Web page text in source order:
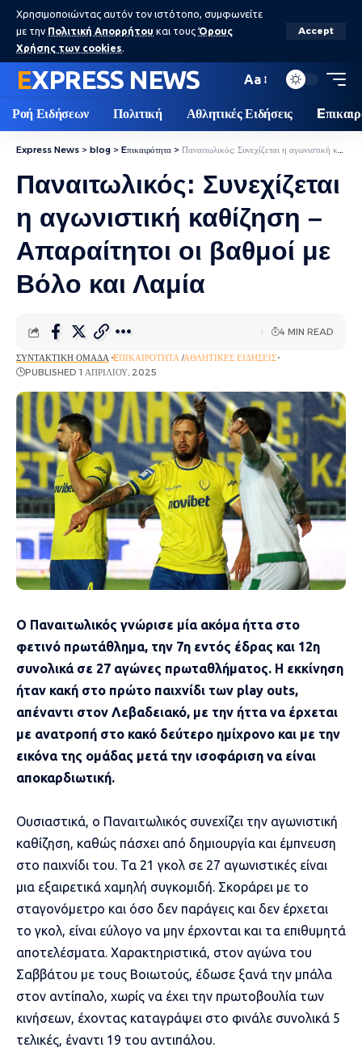
Χρησιμοποιώντας αυτόν τον ιστότοπο, συμφωνείτε
με την Πολιτική Απορρήτου και τους Όρους
Χρήσης των cookies.
Accept
EXPRESS NEWS Aa
Ροή Ειδήσεων Πολιτική Αθλητικές Ειδήσεις
Express News > blog > Eπικαιρότητα > Παναιτωλικός: Συνεχίζεται η αγωνιστική καθίζηση – Απαραίτητοι οι βαθμοί με Βόλο και Λαμία
Παναιτωλικός: Συνεχίζεται
η αγωνιστική καθίζηση –
Απαραίτητοι οι βαθμοί με
Βόλο και Λαμία
ΣΥΝΤΑΚΤΙΚΉ ΟΜΆΔΑ EΠΙΚΑΙΡΌΤΗΤΑ ΑΘΛΗΤΙΚΈΣ ΕΙΔΉΣΕΙΣ
PUBLISHED 1 ΑΠΡΙΛΊΟΥ, 2025
4 MIN READ
Ο Παναιτωλικός γνώρισε μία ακόμα ήττα στο
φετινό πρωτάθλημα, την 7η εντός έδρας και 12η
συνολικά σε 27 αγώνες πρωταθλήματος. Η εκκίνηση
ήταν κακή στο πρώτο παιχνίδι των play outs,
απέναντι στον Λεβαδειακό, με την ήττα να έρχεται
με ανατροπή στο κακό δεύτερο ημίχρονο και με την
εικόνα της ομάδας μετά την ισοφάριση να είναι
αποκαρδιωτική.
Ουσιαστικά, ο Παναιτωλικός συνεχίζει την αγωνιστική
καθίζηση, καθώς πάσχει από δημιουργία και έμπνευση
στο παιχνίδι του. Τα 21 γκολ σε 27 αγωνιστικές είναι
μια εξαιρετικά χαμηλή συγκομιδή. Σκοράρει με το
σταγονόμετρο και όσο δεν παράγεις και δεν έρχεται
το γκολ, είναι εύλογο να μην έρχονται και τα επιθυμητά
αποτελέσματα. Χαρακτηριστικά, στον αγώνα του
Σαββάτου με τους Βοιωτούς, έδωσε ξανά την μπάλα
στον αντίπαλο, χωρίς να έχει την πρωτοβουλία των
κινήσεων, έχοντας καταγράψει στο φινάλε συνολικά 5
τελικές, έναντι 19 του αντιπάλου.